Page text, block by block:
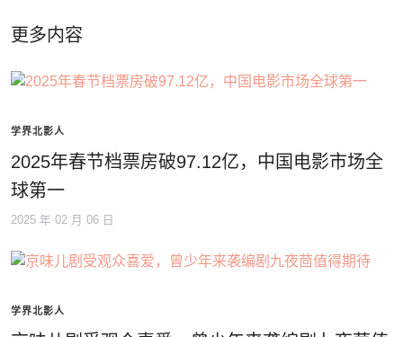
更多内容
学界北影人
2025年春节档票房破97.12亿，中国电影市场全
球第一
2025 年 02 月 06 日
学界北影人